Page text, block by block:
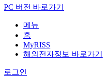
PC 버전 바로가기
메뉴
홈
MyRISS
해외전자정보 바로가기
로그인